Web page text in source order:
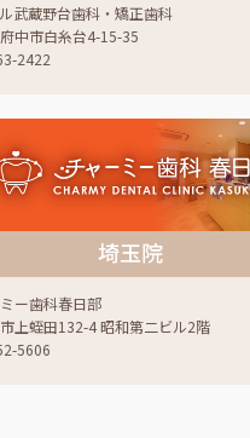
武蔵野台歯科・矯正歯科
中市白糸台4-15-35
2422
埼玉院
ー歯科春日部
上蛭田132-4 昭和第二ビル2階
5606